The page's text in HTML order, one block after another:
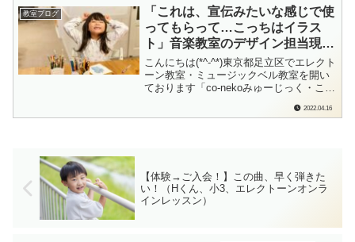
こねこのて音楽教室（足立区）では、一
人ひとりの「やってみたい！」に寄り添
う仲間を募集しています。こちらのブロ
グは、東京...
教室ブログ
「これは、宣伝みたいな感じで使
ってもらって…こっちはイラス
ト」音楽教室のデザイン担当現
る！（Mちゃん、小３、ピアノ出
張レッスン）
こんにちは(*^-^*)東京都足立区でエレクト
ーン教室・ミュージックベル教室を開い
ております「co-nekoみゅーじっく・こね
す。「せんせ～、はい！」出張レッスン
2022.04.16
【体験→ご入会！】この曲、早く弾きた
い！（Hくん、小3、エレクトーンオンラ
インレッスン）